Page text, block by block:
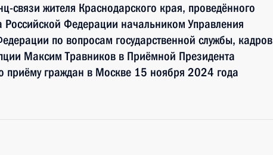
связи жителя Краснодарского края, проведённого
Российской Федерации начальником Управления
по вопросам государственной службы, кадров
Максим Травников в Приёмной Президента
приёму граждан в Москве 15 ноября 2024 года